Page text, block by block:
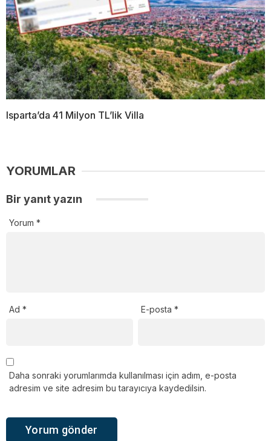
Isparta’da 41 Milyon TL’lik Villa
YORUMLAR
Bir yanıt yazın
Yorum *
Ad * E-posta*
Daha sonraki yorumlarımda kullanılması için adım, e-posta
adresim ve site adresim bu tarayıcıya kaydedilsin.